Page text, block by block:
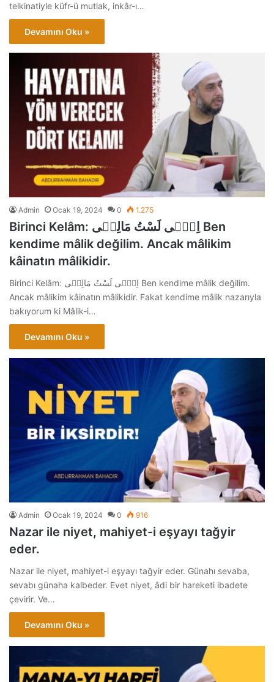
telkinatiyle küfr-ü mutlak, inkâr-ı…
Devamını Oku »
Admin Ocak 19, 2024 0 1.275
Birinci Kelâm: اِنّٖى لَسْتُ مَالِكٖى Ben
kendime mâlik değilim. Ancak mâlikim
kâinatın mâlikidir.
Birinci Kelâm: اِنّٖى لَسْتُ مَالِكٖى Ben kendime mâlik değilim.
Ancak mâlikim kâinatın mâlikidir. Fakat kendime mâlik nazarıyla
bakıyorum ki Mâlik-i…
Devamını Oku »
Admin Ocak 19, 2024 0 916
Nazar ile niyet, mahiyet-i eşyayı tağyir
eder.
Nazar ile niyet, mahiyet-i eşyayı tağyir eder. Günahı sevaba,
sevabı günaha kalbeder. Evet niyet, âdi bir hareketi ibadete
çevirir. Ve…
Devamını Oku »